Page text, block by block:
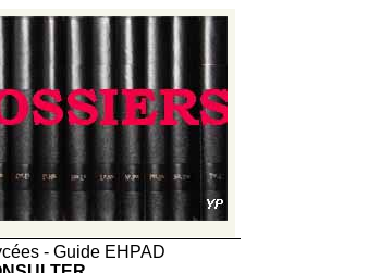
- Guide EHPAD